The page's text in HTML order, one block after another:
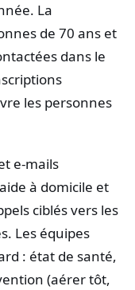
La
de 70 ans et
dans le
les personnes
e-mails
à domicile et
ciblés vers les
Les équipes
: état de santé,
(aérer tôt,